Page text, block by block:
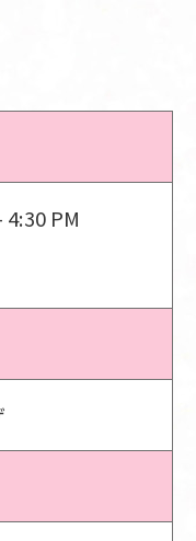
4:30 PM